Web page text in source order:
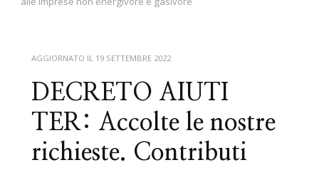
AGGIORNATO IL 19 SETTEMBRE 2022
DECRETO AIUTI
TER: Accolte le nostre
richieste. Contributi